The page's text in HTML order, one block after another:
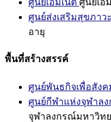
ศูนย์เอ็มเน็ต ศูนย์เอ็
ศูนย์ส่งเสริมสุขภาว
อายุ
พื้นที่สร้างสรรค์
ศูนย์พันธกิจเพื่อสังค
ศูนย์กีฬาแห่งจุฬาล
จุฬาลงกรณ์มหาวิท